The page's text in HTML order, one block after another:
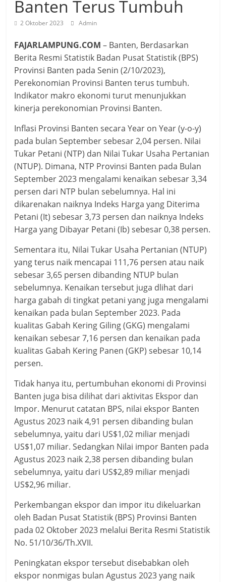
Banten Terus Tumbuh
2 Oktober 2023 Admin
FAJARLAMPUNG.COM– Banten, Berdasarkan
Berita Resmi Statistik Badan Pusat Statistik (BPS)
Provinsi Banten pada Senin (2/10/2023),
Perekonomian Provinsi Banten terus tumbuh.
Indikator makro ekonomi turut menunjukkan
kinerja perekonomian Provinsi Banten.
Inflasi Provinsi Banten secara Year on Year (y-o-y)
pada bulan September sebesar 2,04 persen. Nilai
Tukar Petani (NTP) dan Nilai Tukar Usaha Pertanian
(NTUP). Dimana, NTP Provinsi Banten pada Bulan
September 2023 mengalami kenaikan sebesar 3,34
persen dari NTP bulan sebelumnya. Hal ini
dikarenakan naiknya Indeks Harga yang Diterima
Petani (It) sebesar 3,73 persen dan naiknya Indeks
Harga yang Dibayar Petani (Ib) sebesar 0,38 persen.
Sementara itu, Nilai Tukar Usaha Pertanian (NTUP)
yang terus naik mencapai 111,76 persen atau naik
sebesar 3,65 persen dibanding NTUP bulan
sebelumnya. Kenaikan tersebut juga dlihat dari
harga gabah di tingkat petani yang juga mengalami
kenaikan pada bulan September 2023. Pada
kualitas Gabah Kering Giling (GKG) mengalami
kenaikan sebesar 7,16 persen dan kenaikan pada
kualitas Gabah Kering Panen (GKP) sebesar 10,14
persen.
Tidak hanya itu, pertumbuhan ekonomi di Provinsi
Banten juga bisa dilihat dari aktivitas Ekspor dan
Impor. Menurut catatan BPS, nilai ekspor Banten
Agustus 2023 naik 4,91 persen dibanding bulan
sebelumnya, yaitu dari US$1,02 miliar menjadi
US$1,07 miliar. Sedangkan Nilai impor Banten pada
Agustus 2023 naik 2,38 persen dibanding bulan
sebelumnya, yaitu dari US$2,89 miliar menjadi
US$2,96 miliar.
Perkembangan ekspor dan impor itu dikeluarkan
oleh Badan Pusat Statistik (BPS) Provinsi Banten
pada 02 Oktober 2023 melalui Berita Resmi Statistik
No. 51/10/36/Th.XVII.
Peningkatan ekspor tersebut disebabkan oleh
ekspor nonmigas bulan Agustus 2023 yang naik